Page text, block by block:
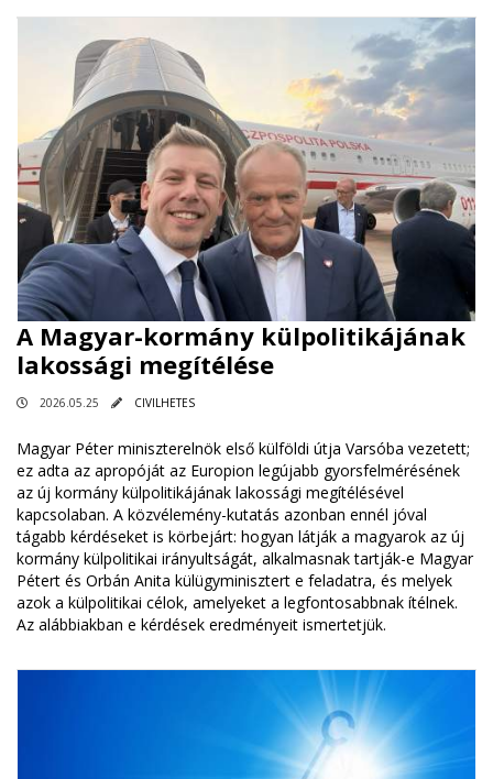
A Magyar-kormány külpolitikájának
lakossági megítélése
2026.05.25 CIVILHETES
Magyar Péter miniszterelnök első külföldi útja Varsóba vezetett;
ez adta az apropóját az Europion legújabb gyorsfelmérésének
az új kormány külpolitikájának lakossági megítélésével
kapcsolaban. A közvélemény-kutatás azonban ennél jóval
tágabb kérdéseket is körbejárt: hogyan látják a magyarok az új
kormány külpolitikai irányultságát, alkalmasnak tartják-e Magyar
Pétert és Orbán Anita külügyminisztert e feladatra, és melyek
azok a külpolitikai célok, amelyeket a legfontosabbnak ítélnek.
Az alábbiakban e kérdések eredményeit ismertetjük.